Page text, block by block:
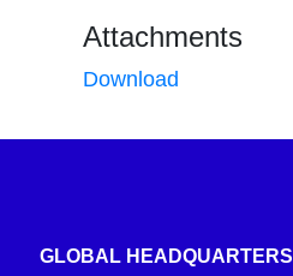
Attachments
Download
GLOBAL HEADQUARTERS